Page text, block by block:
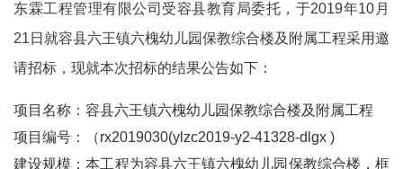
东霖工程管理有限公司受容县教育局委托，于2019年10月
21日就容县六王镇六槐幼儿园保教综合楼及附属工程采用邀
请招标，现就本次招标的结果公告如下：
项目名称：容县六王镇六槐幼儿园保教综合楼及附属工程
项目编号：（rx2019030(ylzc2019-y2-41328-dlgx )
建设规模：本工程为容县六王镇六槐幼儿园保教综合楼，框